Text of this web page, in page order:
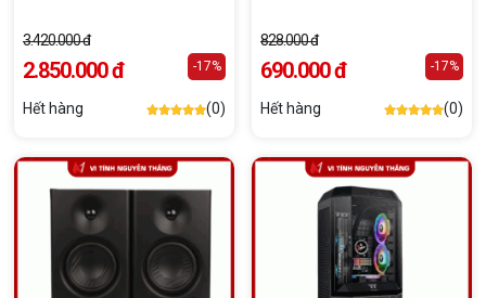
3.420.000 đ
2.850.000 đ -17%
Hết hàng (0)
828.000 đ
690.000 đ -17%
Hết hàng (0)